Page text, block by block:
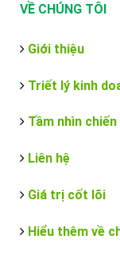
VỀ CHÚNG TÔI
Giới thiệu
Triết lý kinh
Tầm nhìn
Liên hệ
Giá trị cốt lõi
Hiểu thêm về